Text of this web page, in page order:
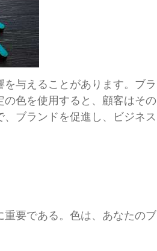
与えることがあります。ブラ
色を使用すると、顧客はその
ブランドを促進し、ビジネス
要である。色は、あなたのブ